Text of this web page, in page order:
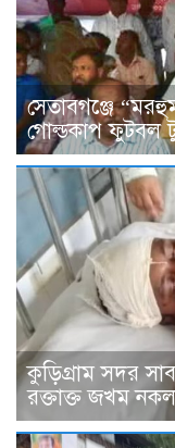
সেতাবগঞ্জে
গোল্ডকাপ ফুটবল
কুড়িগ্রাম সদর
রক্তাক্ত জখম